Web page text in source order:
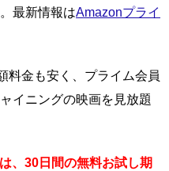
最新情報はAmazonプライ
料金も安く、プライム会員
イニングの映画を見放題
、30日間の無料お試し期